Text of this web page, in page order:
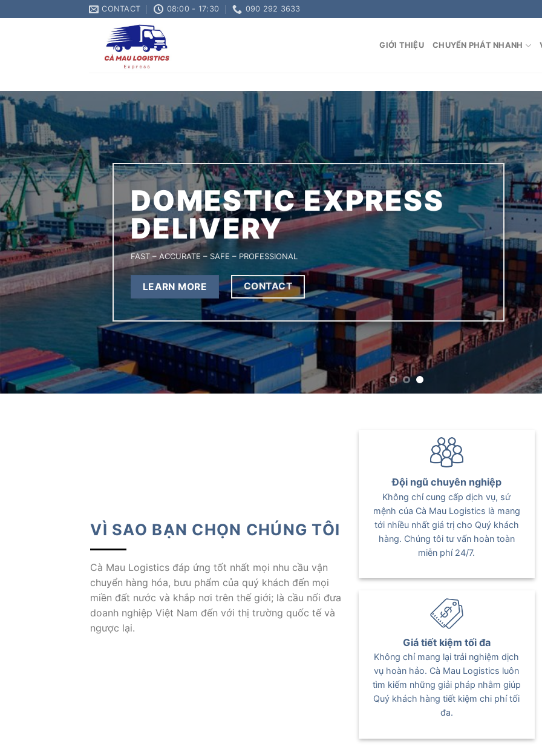
to
CONTACT 08:00 - 17:30 090 292 3633
GIỚI THIỆU CHUYỂN PHÁT NHANH
DOMESTIC EXPRESS
DELIVERY
FAST – ACCURATE – SAFE – PROFESSIONAL
LEARN MORE CONTACT
VÌ SAO BẠN CHỌN CHÚNG TÔI
Cà Mau Logistics đáp ứng tốt nhất mọi nhu cầu vận
chuyển hàng hóa, bưu phẩm của quý khách đến mọi
miền đất nước và khắp nơi trên thế giới; là cầu nối đưa
doanh nghiệp Việt Nam đến với thị trường quốc tế và
ngược lại.
Đội ngũ chuyên nghiệp
Không chỉ cung cấp dịch vụ, sứ
mệnh của Cà Mau Logistics là mang
tới nhiều nhất giá trị cho Quý khách
hàng. Chúng tôi tư vấn hoàn toàn
miễn phí 24/7.
Giá tiết kiệm tối đa
Không chỉ mang lại trải nghiệm dịch
vụ hoàn hảo. Cà Mau Logistics luôn
tìm kiếm những giải pháp nhằm giúp
Quý khách hàng tiết kiệm chi phí tối
đa.